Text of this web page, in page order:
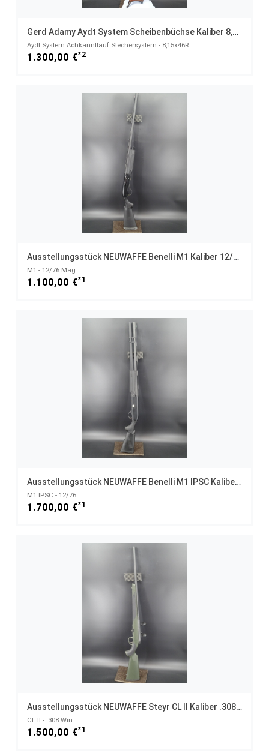
Gerd Adamy Aydt System Scheibenbüchse Kaliber 8,15x46R Bj 1998
Aydt System Achkanntlauf Stechersystem - 8,15x46R
1.300,00 €*2
Ausstellungsstück NEUWAFFE Benelli M1 Kaliber 12/76 UNGESCHOSSEN
M1 - 12/76 Mag
1.100,00 €*1
Ausstellungsstück NEUWAFFE Benelli M1 IPSC Kaliber 12/76 UNGESCHOSSEN
M1 IPSC - 12/76
1.700,00 €*1
Ausstellungsstück NEUWAFFE Steyr CL II Kaliber .308 Win UNGESCHOSSEN
CL II - .308 Win
1.500,00 €*1